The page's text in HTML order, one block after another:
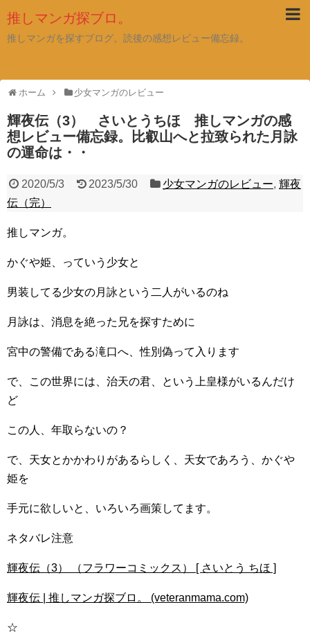
推しマンガ探ブロ。
推しマンガを探すブログ。読後の感想レビュー備忘録。
ホーム 少女マンガのレビュー
輝夜伝（3） さいとうちほ 推しマンガの感
想レビュー備忘録。比叡山へと拉致られた月詠
の運命は・・
2020/5/3 2023/5/30 少女マンガのレビュー,輝夜
伝（完）
推しマンガ。
かぐや姫、っていう少女と
男装してる少女の月詠という二人がいるのね
月詠は、消息を絶った兄を探すために
宮中の警備である滝口へ、性別偽って入ります
で、この世界には、治天の君、という上皇様がいるんだけ
ど
この人、年取らないの？
で、天女とかかわりがあるらしく、天女であろう、かぐや
姫を
手元に欲しいと、いろいろ画策してます。
ネタバレ注意
輝夜伝（3） （フラワーコミックス） [ さいとう ちほ ]
輝夜伝 | 推しマンガ探ブロ。 (veteranmama.com)
☆